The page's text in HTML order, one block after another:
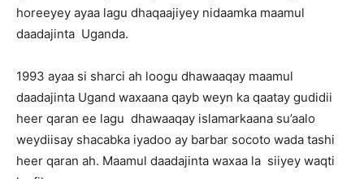
horeeyey ayaa lagu dhaqaajiyey nidaamka maamul
daadajinta Uganda.
1993 ayaa si sharci ah loogu dhawaaqay maamul
daadajinta Ugand waxaana qayb weyn ka qaatay gudidii
heer qaran ee lagu dhawaaqay islamarkaana su’aalo
weydiisay shacabka iyadoo ay barbar socoto wada tashi
heer qaran ah. Maamul daadajinta waxaa la siiyey waqti